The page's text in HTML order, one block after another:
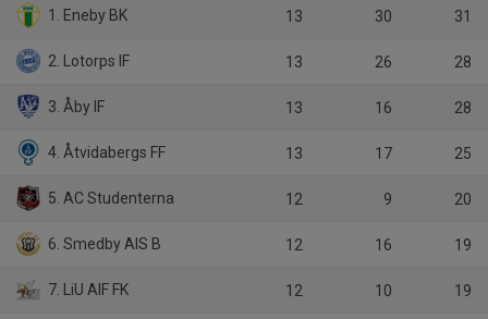
1. Eneby BK 13 30 31
2. Lotorps IF 13 26 28
3. Åby IF 13 16 28
4. Åtvidabergs FF 13 17 25
5. AC Studenterna 12 9 20
6. Smedby AIS B 12 16 19
7. LiU AIF FK 12 10 19